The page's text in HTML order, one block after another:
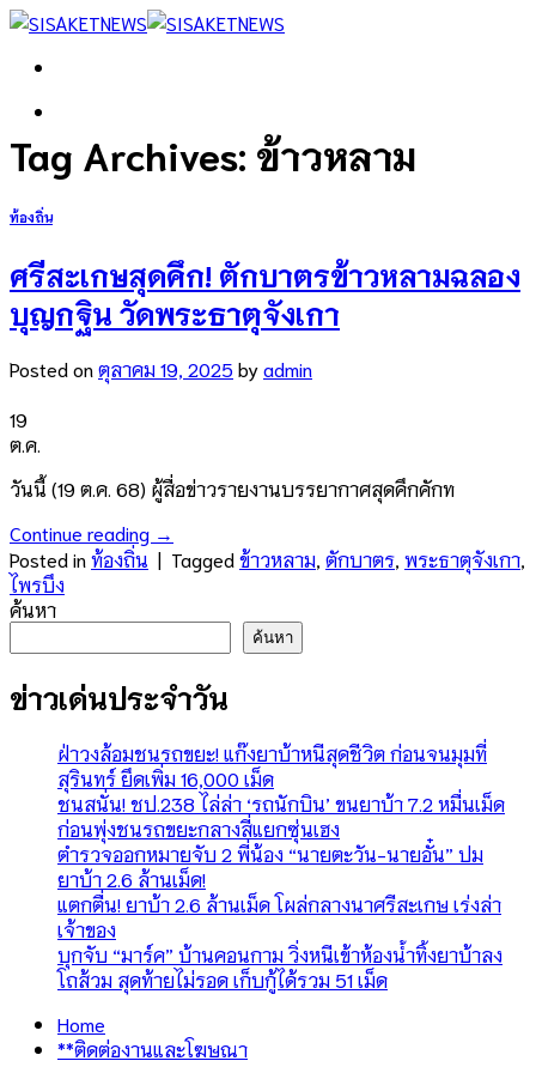
Skip
content
Tag Archives: ข้าวหลาม
ท้องถิ่น
ศรีสะเกษสุดคึก! ตักบาตรข้าวหลามฉลอง
บุญกฐิน วัดพระธาตุจังเกา
Posted onตุลาคม 19, 2025 byadmin
19
ต.ค.
วันนี้ (19 ต.ค. 68) ผู้สื่อข่าวรายงานบรรยากาศสุดคึกคักท
Continue reading →
Posted inท้องถิ่น | Taggedข้าวหลาม, ตักบาตร, พระธาตุจังเกา,
ไพรบึง
ค้นหา
ค้นหา
ข่าวเด่นประจำวัน
ฝ่าวงล้อมชนรถขยะ! แก๊งยาบ้าหนีสุดชีวิต ก่อนจนมุมที่
สุรินทร์ ยึดเพิ่ม 16,000 เม็ด
ชนสนั่น! ชป.238 ไล่ล่า ‘รถนักบิน’ ขนยาบ้า 7.2 หมื่นเม็ด
ก่อนพุ่งชนรถขยะกลางสี่แยกซุ่นเฮง
ตำรวจออกหมายจับ 2 พี่น้อง “นายตะวัน-นายอั๋น” ปม
ยาบ้า 2.6 ล้านเม็ด!
แตกตื่น! ยาบ้า 2.6 ล้านเม็ด โผล่กลางนาศรีสะเกษ เร่งล่า
เจ้าของ
บุกจับ “มาร์ค” บ้านคอนกาม วิ่งหนีเข้าห้องน้ำทิ้งยาบ้าลง
โถส้วม สุดท้ายไม่รอด เก็บกู้ได้รวม 51 เม็ด
Home
**ติดต่องานและโฆษณา